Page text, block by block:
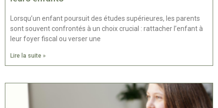
Lorsqu’un enfant poursuit des études supérieures, les parents
sont souvent confrontés à un choix crucial : rattacher l’enfant à
leur foyer fiscal ou verser une
Lire la suite »